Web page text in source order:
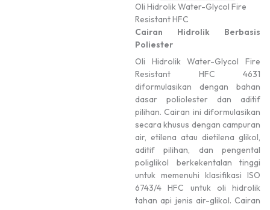
Oli Hidrolik Water-Glycol Fire
Resistant HFC
Cairan Hidrolik Berbasis
Poliester
Oli Hidrolik Water-Glycol Fire
Resistant HFC 4631
diformulasikan dengan bahan
dasar poliolester dan aditif
pilihan. Cairan ini diformulasikan
secara khusus dengan campuran
air, etilena atau dietilena glikol,
aditif pilihan, dan pengental
poliglikol berkekentalan tinggi
untuk memenuhi klasifikasi ISO
6743/4 HFC untuk oli hidrolik
tahan api jenis air-glikol. Cairan